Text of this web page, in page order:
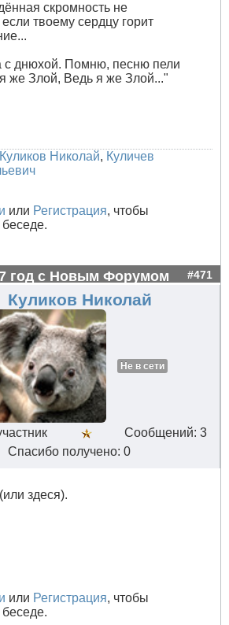
скромность не
твоему сердцу горит
с днюхой. Помню, песню пели
же Злой, Ведь я же Злой..."
Куликов Николай, Куличев
или Регистрация, чтобы
беседе.
год с Новым Форумом #471
Куликов Николай
Не в сети
Сообщений: 3
Спасибо получено: 0
здеся).
или Регистрация, чтобы
беседе.